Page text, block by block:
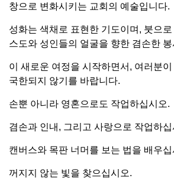
창으로 변화시키는 교회의 예술입니다.
성화는 색채로 표현한 기도이며, 붓으로
스도와 성인들의 얼굴을 향한 겸손한
이 새로운 여정을 시작하면서, 여러분
국한되지 않기를 바랍니다.
손뿐 아니라 영혼으로도 작업하십시오.
겸손과 인내, 그리고 사랑으로 작업하십
캔버스와 목판 너머를 보는 법을 배우십
꺼지지 않는 빛을 찾으십시오.